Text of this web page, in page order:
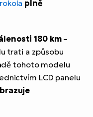
plně
180 km–
trati a způsobu
tohoto modelu
LCD panelu